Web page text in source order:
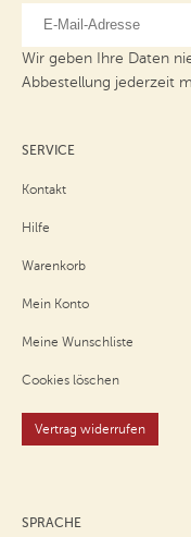
Wir geben Ihre Daten
Abbestellung jederzeit
SERVICE
Kontakt
Hilfe
Warenkorb
Mein Konto
Meine Wunschliste
Cookies löschen
Vertrag widerrufen
SPRACHE